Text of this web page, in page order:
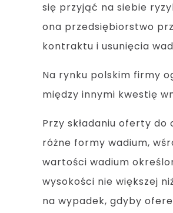
się przyjąć na siebie
ona przedsiębiorstwo
kontraktu i usunięcia
Na rynku polskim firmy
między innymi kwestię
Przy składaniu oferty
różne formy wadium,
wartości wadium
wysokości nie większej
na wypadek, gdyby